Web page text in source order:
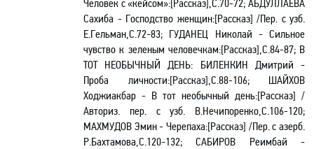
Человек с «кейсом»:[Рассказ],С.70-72; АБДУЛЛАЕВА
Сахиба - Господство женщин:[Рассказ] /Пер. с узб.
Е.Гельман,С.72-83; ГУДАНЕЦ Николай - Сильное
чувство к зеленым человечкам:[Рассказ],С.84-87; В
ТОТ НЕОБЫЧНЫЙ ДЕНЬ: БИЛЕНКИН Дмитрий -
Проба личности:[Рассказ],С.88-106; ШАЙХОВ
Ходжиакбар - В тот необычный день:[Рассказ] /
Авториз. пер. с узб. В.Нечипоренко,С.106-120;
МАХМУДОВ Эмин - Черепаха:[Рассказ] /Пер. с азерб.
Р.Бахтамова,С.120-132; САБИРОВ Реимбай -